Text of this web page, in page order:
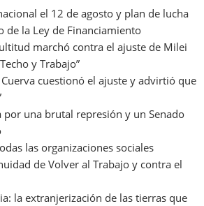
el 12 de agosto y plan de lucha
la Ley de Financiamiento
marchó contra el ajuste de Milei
y Trabajo”
Cuerva cuestionó el ajuste y advirtió que
por una brutal represión y un Senado
las organizaciones sociales
de Volver al Trabajo y contra el
la extranjerización de las tierras que